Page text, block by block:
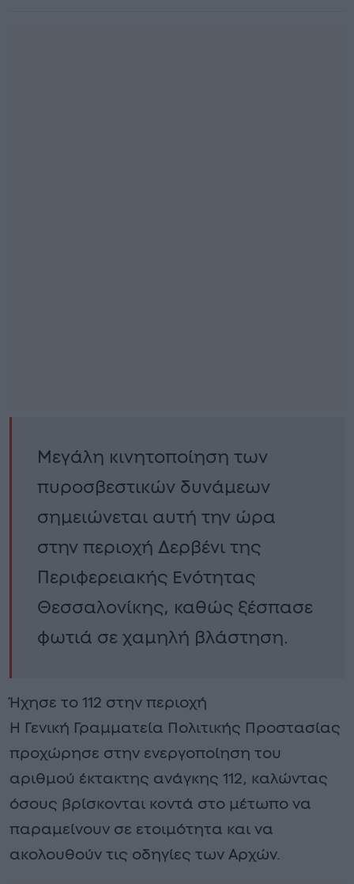
Μεγάλη κινητοποίηση των
πυροσβεστικών δυνάμεων
σημειώνεται αυτή την ώρα
στην περιοχή Δερβένι της
Περιφερειακής Ενότητας
Θεσσαλονίκης, καθώς ξέσπασε
φωτιά σε χαμηλή βλάστηση.
Ήχησε το 112 στην περιοχή
Η Γενική Γραμματεία Πολιτικής Προστασίας
προχώρησε στην ενεργοποίηση του
αριθμού έκτακτης ανάγκης 112, καλώντας
όσους βρίσκονται κοντά στο μέτωπο να
παραμείνουν σε ετοιμότητα και να
ακολουθούν τις οδηγίες των Αρχών.